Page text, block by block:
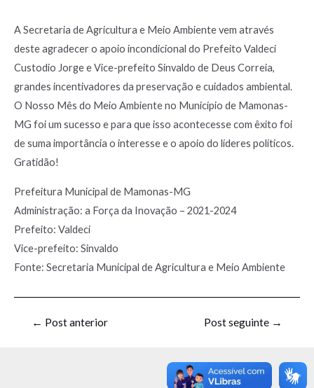
A Secretaria de Agricultura e Meio Ambiente vem através
deste agradecer o apoio incondicional do Prefeito Valdeci
Custodio Jorge e Vice-prefeito Sinvaldo de Deus Correia,
grandes incentivadores da preservação e cuidados ambiental.
O Nosso Mês do Meio Ambiente no Município de Mamonas-
MG foi um sucesso e para que isso acontecesse com êxito foi
de suma importância o interesse e o apoio do líderes políticos.
Gratidão!
Prefeitura Municipal de Mamonas-MG
Administração: a Força da Inovação – 2021-2024
Prefeito: Valdeci
Vice-prefeito: Sinvaldo
Fonte: Secretaria Municipal de Agricultura e Meio Ambiente
← Post anterior Post seguinte →